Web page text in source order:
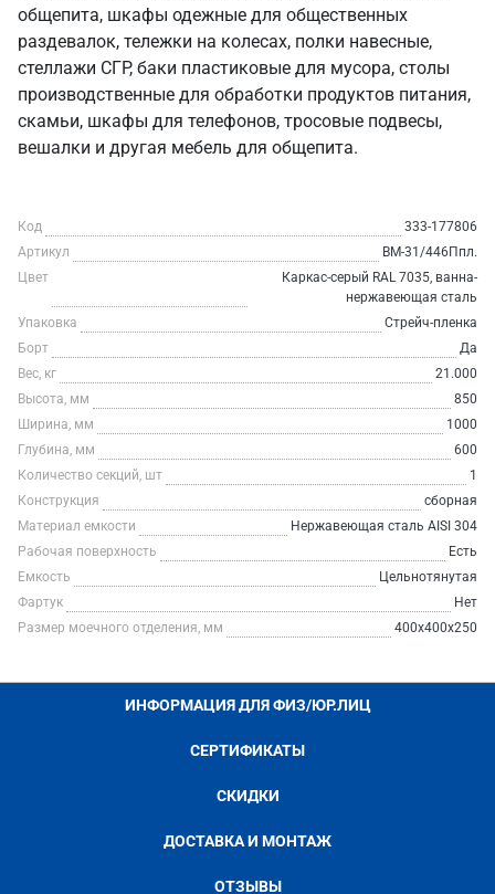
общепита, шкафы одежные для общественных
раздевалок, тележки на колесах, полки навесные,
стеллажи СГР, баки пластиковые для мусора, столы
производственные для обработки продуктов питания,
скамьи, шкафы для телефонов, тросовые подвесы,
вешалки и другая мебель для общепита.
Код
333-177806
Артикул
ВМ-31/446Ппл.
Цвет
Каркас-серый RAL 7035, ванна-
нержавеющая сталь
Упаковка
Стрейч-пленка
Борт
Да
Вес, кг
21.000
Высота, мм
850
Ширина, мм
1000
Глубина, мм
600
Количество секций, шт
1
Конструкция
сборная
Материал емкости
Нержавеющая сталь AISI 304
Рабочая поверхность
Есть
Емкость
Цельнотянутая
Фартук
Нет
Размер моечного отделения, мм
400х400х250
ИНФОРМАЦИЯ ДЛЯ ФИЗ/ЮР.ЛИЦ
СЕРТИФИКАТЫ
СКИДКИ
ДОСТАВКА И МОНТАЖ
ОТЗЫВЫ